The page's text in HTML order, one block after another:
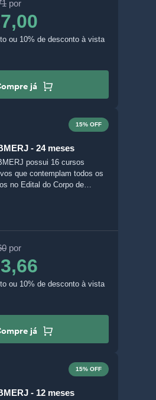
e baixar seus
um clique.
por
ou 10% de desconto à vista
já
15% OFF
- 24 meses
possui 16 cursos
que contemplam todos os
no Edital do Corpo de
formatos de aula, grifar
próprio material, acompanhar
e baixar seus
um clique.
por
ou 10% de desconto à vista
já
15% OFF
- 12 meses